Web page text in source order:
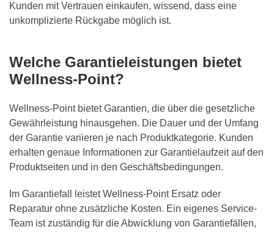
Kunden mit Vertrauen einkaufen, wissend, dass eine
unkomplizierte Rückgabe möglich ist.
Welche Garantieleistungen bietet
Wellness-Point?
Wellness-Point bietet Garantien, die über die gesetzliche
Gewährleistung hinausgehen. Die Dauer und der Umfang
der Garantie variieren je nach Produktkategorie. Kunden
erhalten genaue Informationen zur Garantielaufzeit auf den
Produktseiten und in den Geschäftsbedingungen.
Im Garantiefall leistet Wellness-Point Ersatz oder
Reparatur ohne zusätzliche Kosten. Ein eigenes Service-
Team ist zuständig für die Abwicklung von Garantiefällen,